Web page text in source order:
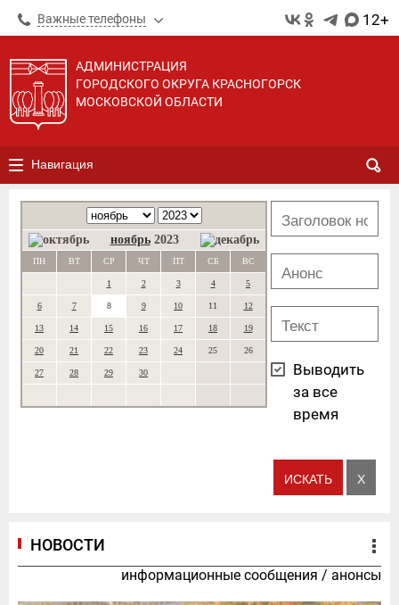
Важные телефоны 12+
АДМИНИСТРАЦИЯ
ГОРОДСКОГО ОКРУГА КРАСНОГОРСК
МОСКОВСКОЙ ОБЛАСТИ
Навигация
ноябрь 2023
ПН ВТ СР ЧТ ПТ СБ ВС
1 2 3 4 5
6 7 8 9 10 11 12
13 14 15 16 17 18 19
20 21 22 23 24 25 26
27 28 29 30
Выводить
за все
время
НОВОСТИ
информационные сообщения / анонсы